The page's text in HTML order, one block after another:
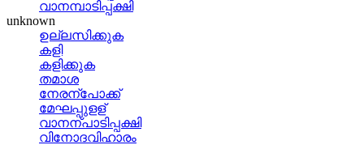
വാനമ്പാടിപ്പക്ഷി
unknown
ഉല്ലസിക്കുക
കളി
കളിക്കുക
തമാശ
നേരന്പോക്ക്
മേഘപ്പുളള്
വാനന്പാടിപ്പക്ഷി
വിനോദവിഹാരം